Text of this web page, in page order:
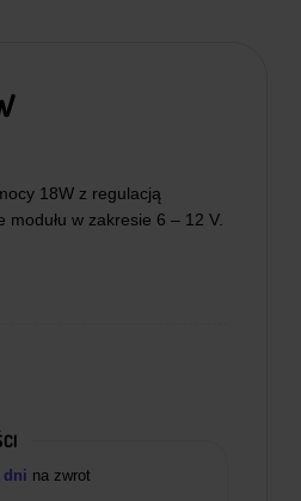
18W z regulacją
modułu w zakresie 6 – 12 V.
dni na zwrot